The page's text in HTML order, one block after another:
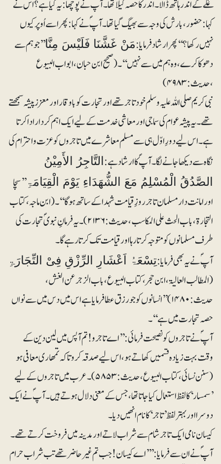
غلّے کے اندر ہاتھ ڈالا۔ اندر کا حصہ گیلا تھا۔ آپؐ نے پوچھا: یہ کیا ہے؟ اس نے
کہا: حضور، بارش کی وجہ سے بھیگ گیا تھا۔ آپؐ نے کہا: پھر اسے اُوپر کیوں
نہیں رکھا؟‘‘ پھر ارشاد فرمایا:مَنْ غَشَّنَا فَلَیْسَ مِنَّا’’جو ہم سے
دھوکا کرے، وہ ہم میں سے نہیں‘‘۔ (صحیح ابن حبان، ابواب البیوع
،حدیث: ۴۹۸۳)
نبی کریم صلی اللہ علیہ وسلم خودتاجر تھے اور تجارت کو باوقار اور معزز پیشہ سمجھتے
تھے۔ یہ پیشہ عوام کی سماجی اور معاشی خدمت کے لیے ایک اہم کردار ادا کرتا
ہے۔ اس لیے دورِاوّل ہی سے مسلم معاشر ے میں تاجروں کو عزت و احترام کی
نگاہ سے دیکھا جانے لگا۔ آپؐ کا ارشاد ہے:التَّاجِرُ الأَمِیْنُ
الصَّدُقُ الْمُسْلِمُ مَعَ الشُّھَدَاءِ یَوْمَ الْقِیَامَۃِ’’سچا
اور امانت دار مسلمان تاجر روزِ قیامت شہدا کے ساتھ ہوگا‘‘۔(ابن ماجہ، کتاب
التجارۃ، باب الحث علی المکاسب، حدیث: ۲۱۳۶)۔یہ فرمانِ نبویؐ تجارت کی
طرف مسلمانوں کو متوجہ کرتا رہا اور قیامت تک کرتا رہے گا۔
آپؐ نے یہ بھی فرمایا:تِسْعَۃُ اَعْشَارِ الرِّزْقِ فِیْ التِّجَارَۃِ
(المطالب العالیۃ، ابن حجر،کتاب البیوع، باب الزجر عن الغش،
حدیث: ۱۴۸۰) ’’انسانوں کو جو رزق عطا فرمایا ہے اس میں دس میں سے نواں
حصہ تجارت میں ہے‘‘۔
آپؐ نے تاجروں کو نصیحت فرمائی: ’’اے تاجرو! تم آپس میں لین دین کے
وقت بہت زیادہ قسمیں کھاتے ہو، اس لیے صدقہ کرو تاکہ تمھاری معافی ہو
(سنن نسائی، کتاب البیوع، حدیث:۵۸۵۳)۔ عرب میں تاجروں کے لیے
’سمسار‘ کا لفظ استعمال کیا جاتا تھا، جس کے معنی دلال ہوتے ہیں۔ آپؐ نے ایک
دوسرا اور بہتر لفظ’تاجر‘ کا نام انھیں دیا۔
کیسان نامی ایک تاجر شام سے شراب لاتے اور مدینہ میں فروخت کرتے تھے۔
آپؐ نے ان سے فرمایا:’’’اے کیسان! جب تم غیرحاضر تھے تب شراب حرام